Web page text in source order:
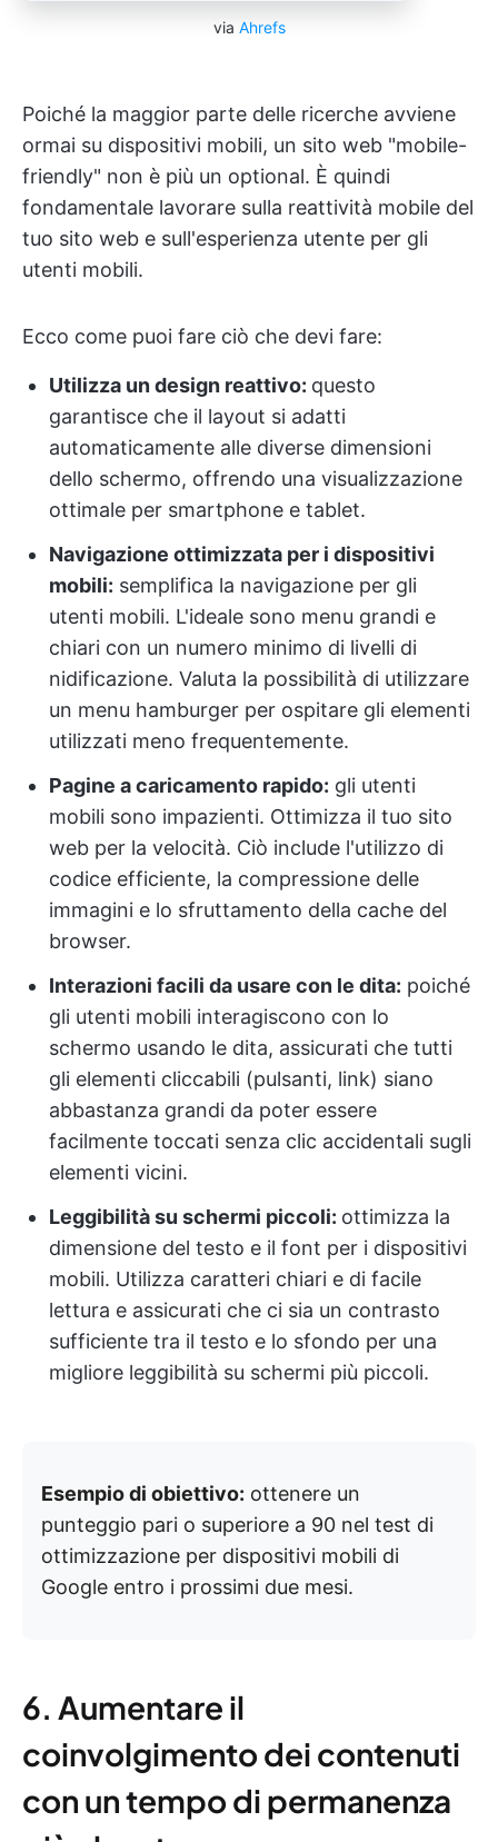
via Ahrefs
Poiché la maggior parte delle ricerche avviene
ormai su dispositivi mobili, un sito web "mobile-
friendly" non è più un optional. È quindi
fondamentale lavorare sulla reattività mobile del
tuo sito web e sull'esperienza utente per gli
utenti mobili.
Ecco come puoi fare ciò che devi fare:
Utilizza un design reattivo: questo
garantisce che il layout si adatti
automaticamente alle diverse dimensioni
dello schermo, offrendo una visualizzazione
ottimale per smartphone e tablet.
Navigazione ottimizzata per i dispositivi
mobili: semplifica la navigazione per gli
utenti mobili. L'ideale sono menu grandi e
chiari con un numero minimo di livelli di
nidificazione. Valuta la possibilità di utilizzare
un menu hamburger per ospitare gli elementi
utilizzati meno frequentemente.
Pagine a caricamento rapido: gli utenti
mobili sono impazienti. Ottimizza il tuo sito
web per la velocità. Ciò include l'utilizzo di
codice efficiente, la compressione delle
immagini e lo sfruttamento della cache del
browser.
Interazioni facili da usare con le dita: poiché
gli utenti mobili interagiscono con lo
schermo usando le dita, assicurati che tutti
gli elementi cliccabili (pulsanti, link) siano
abbastanza grandi da poter essere
facilmente toccati senza clic accidentali sugli
elementi vicini.
Leggibilità su schermi piccoli: ottimizza la
dimensione del testo e il font per i dispositivi
mobili. Utilizza caratteri chiari e di facile
lettura e assicurati che ci sia un contrasto
sufficiente tra il testo e lo sfondo per una
migliore leggibilità su schermi più piccoli.
Esempio di obiettivo: ottenere un
punteggio pari o superiore a 90 nel test di
ottimizzazione per dispositivi mobili di
Google entro i prossimi due mesi.
6. Aumentare il
coinvolgimento dei contenuti
con un tempo di permanenza